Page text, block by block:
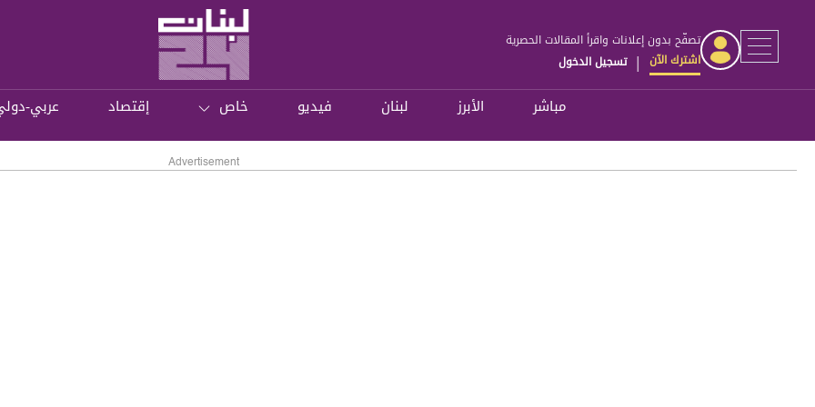
تصفّح بدون إعلانات واقرأ المقالات الحصرية
اشترك الآن | تسجيل الدخول
مباشر الأبرز لبنان فيديو خاص إقتصاد عربي-
Advertisement